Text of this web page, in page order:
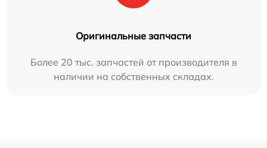
Оригинальные запчасти
Более 20 тыс. запчастей от производителя в
наличии на собственных складах.